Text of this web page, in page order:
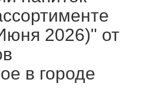
2026)" от
в городе